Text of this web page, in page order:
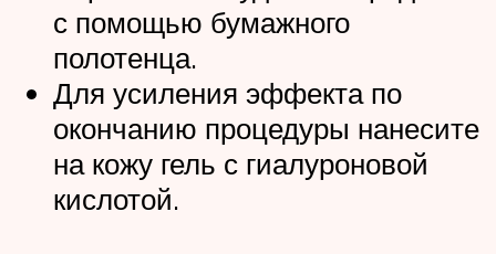
с помощью бумажного
полотенца.
Для усиления эффекта по
окончанию процедуры нанесите
на кожу гель с гиалуроновой
кислотой.